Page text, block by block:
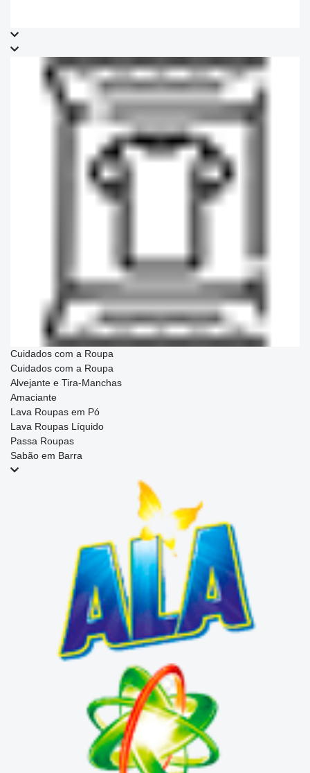
Cuidados com a Roupa
Cuidados com a Roupa
Alvejante e Tira-Manchas
Amaciante
Lava Roupas em Pó
Lava Roupas Líquido
Passa Roupas
Sabão em Barra